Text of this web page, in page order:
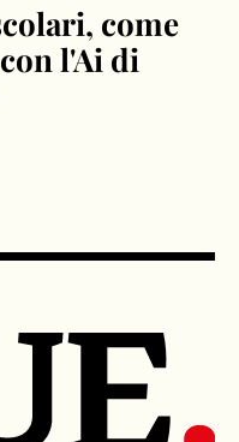
come
l'Ai di